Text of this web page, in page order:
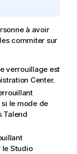
à avoir
commiter sur
verrouillage est
Center.
le mode de
Talend
le Studio